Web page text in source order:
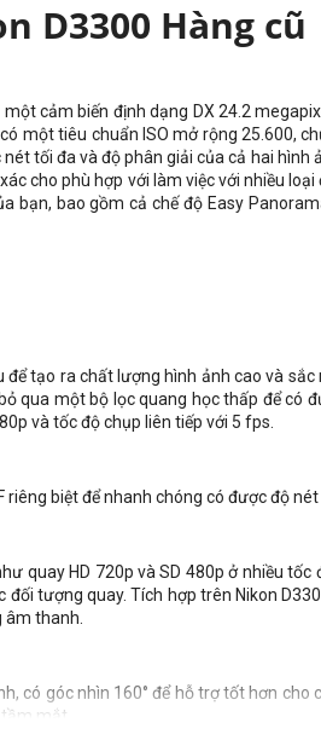
D3300 Hàng cũ
cảm biến định dạng DX 24.2
một tiêu chuẩn ISO mở rộng 25.600,
tối đa và độ phân giải của cả hai
cho phù hợp với làm việc với nhiều
bạn, bao gồm cả chế độ Easy
để tạo ra chất lượng hình ảnh cao và
qua một bộ lọc quang học thấp để có
và tốc độ chụp liên tiếp với 5 fps.
biệt để nhanh chóng có được độ
quay HD 720p và SD 480p ở nhiều
tượng quay. Tích hợp trên Nikon
thanh.
có góc nhìn 160° để hỗ trợ tốt hơn
mắt.